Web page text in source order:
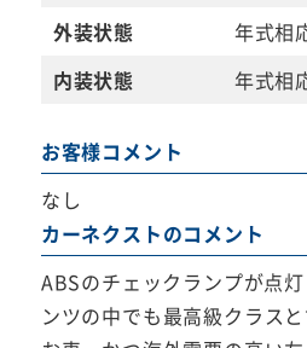
外装状態
年式相
内装状態
年式相
お客様コメント
なし
カーネクストのコメント
ABSのチェックランプが点
ンツの中でも最高級クラス